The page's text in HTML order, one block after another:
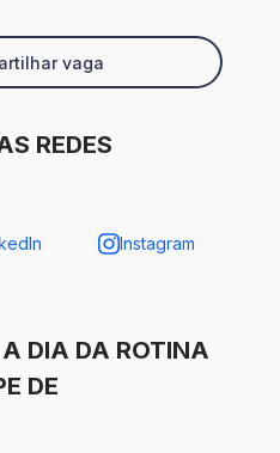
vaga
REDES
Instagram
DIA DA ROTINA
DE